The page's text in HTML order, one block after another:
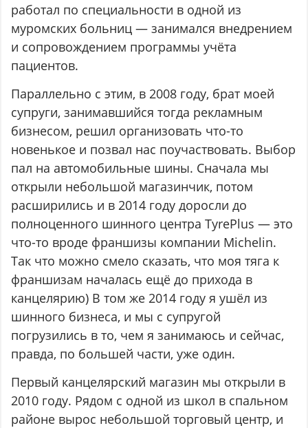
работал по специальности в одной из
муромских больниц — занимался внедрением
и сопровождением программы учёта
пациентов.
Параллельно с этим, в 2008 году, брат моей
супруги, занимавшийся тогда рекламным
бизнесом, решил организовать что-то
новенькое и позвал нас поучаствовать. Выбор
пал на автомобильные шины. Сначала мы
открыли небольшой магазинчик, потом
расширились и в 2014 году доросли до
полноценного шинного центра TyrePlus — это
что-то вроде франшизы компании Michelin.
Так что можно смело сказать, что моя тяга к
франшизам началась ещё до прихода в
канцелярию) В том же 2014 году я ушёл из
шинного бизнеса, и мы с супругой
погрузились в то, чем я занимаюсь и сейчас,
правда, по большей части, уже один.
Первый канцелярский магазин мы открыли в
2010 году. Рядом с одной из школ в спальном
районе вырос небольшой торговый центр, и